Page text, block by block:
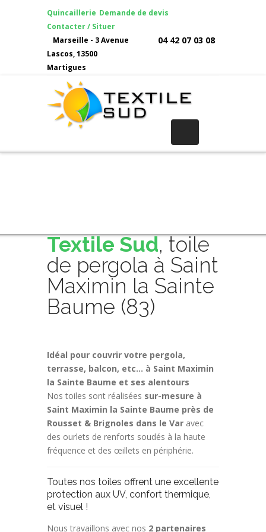
Quincaillerie Demande de devis
Contacter / Situer
Marseille - 3 Avenue
Lascos, 13500
Martigues
04 42 07 03 08
Textile Sud, toile
de pergola à Saint
Maximin la Sainte
Baume (83)
Idéal pour couvrir votre pergola,
terrasse, balcon, etc… à Saint Maximin
la Sainte Baume et ses alentours
Nos toiles sont réalisées sur-mesure à
Saint Maximin la Sainte Baume près de
Rousset & Brignoles dans le Var avec
des ourlets de renforts soudés à la haute
fréquence et des œillets en périphérie.
Toutes nos toiles offrent une excellente
protection aux UV, confort thermique,
et visuel !
Nous travaillons avec nos 2 partenaires